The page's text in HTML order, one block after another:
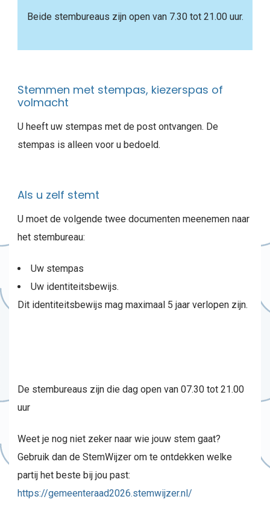
Beide stembureaus zijn open van 7.30 tot 21.00 uur.
Stemmen met stempas, kiezerspas of
volmacht
U heeft uw stempas met de post ontvangen. De
stempas is alleen voor u bedoeld.
Als u zelf stemt
U moet de volgende twee documenten meenemen naar
het stembureau:
Uw stempas
Uw identiteitsbewijs.
Dit identiteitsbewijs mag maximaal 5 jaar verlopen zijn.
De stembureaus zijn die dag open van 07.30 tot 21.00
uur
Weet je nog niet zeker naar wie jouw stem gaat?
Gebruik dan de StemWijzer om te ontdekken welke
partij het beste bij jou past:
https://gemeenteraad2026.stemwijzer.nl/